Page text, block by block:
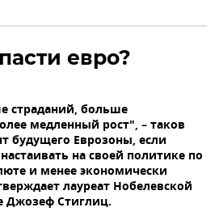
евро?
страданий, больше
медленный рост", – таков
будущего Еврозоны, если
на своей политике по
и менее экономически
лауреат Нобелевской
Джозеф Стиглиц.